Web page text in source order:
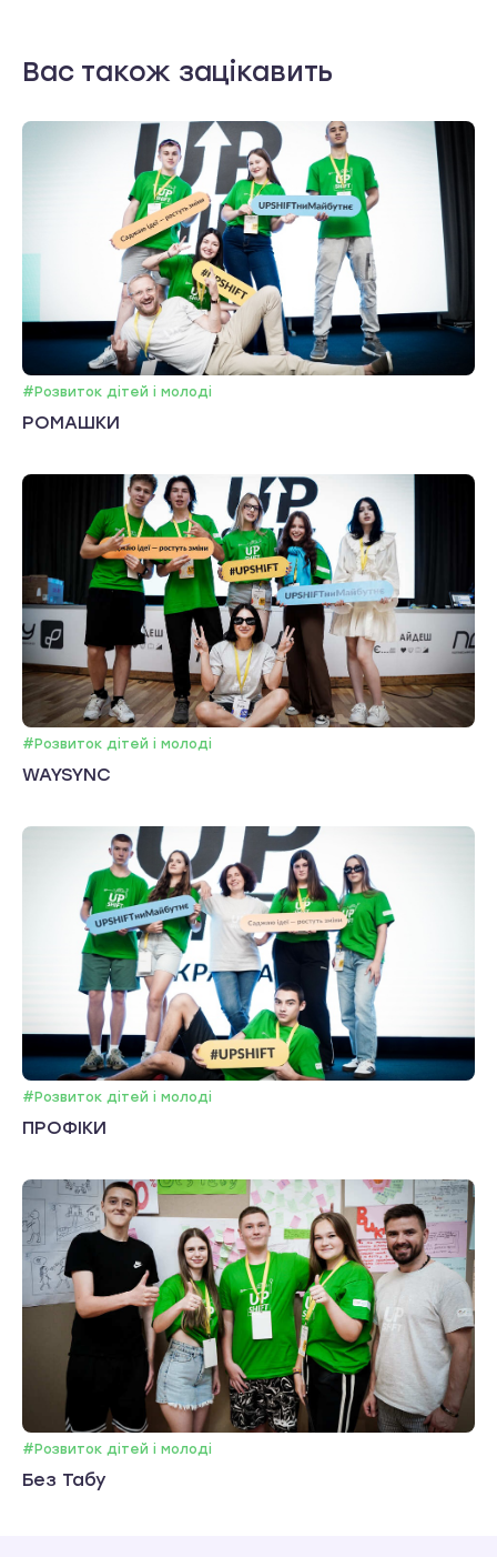
Вас також зацікавить
#Розвиток дітей і молоді
РОМАШКИ
#Розвиток дітей і молоді
WAYSYNC
#Розвиток дітей і молоді
ПРОФІКИ
#Розвиток дітей і молоді
Без Табу